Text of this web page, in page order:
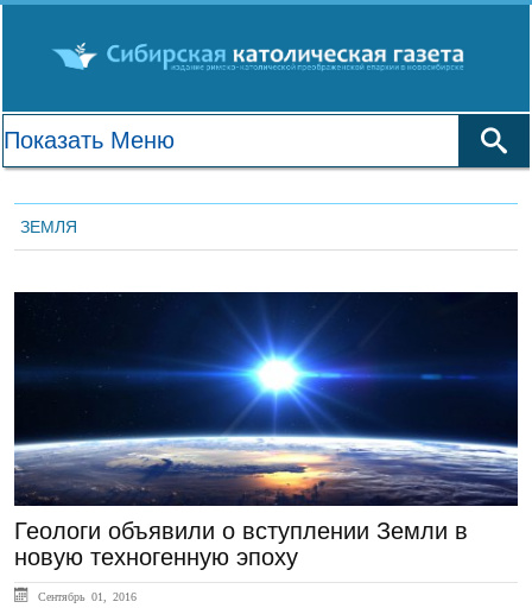
ЗЕМЛЯ
ЛЕНТА НОВОСТЕЙ
Геологи объявили о вступлении Земли в
новую техногенную эпоху
Сентябрь 01, 2016